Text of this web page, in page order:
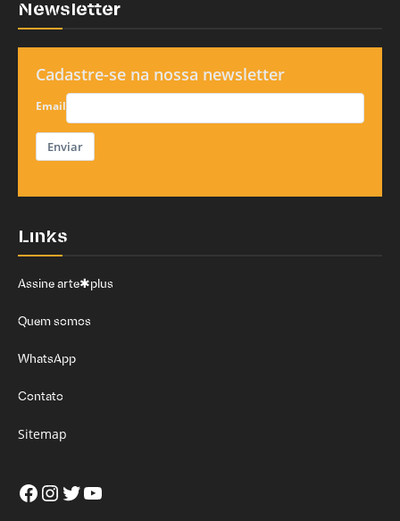
Newsletter
Cadastre-se na nossa newsletter
Email
Enviar
Links
Assine arte✱plus
Quem somos
WhatsApp
Contato
Sitemap
Facebook
Instagram
Twitter
Youtube